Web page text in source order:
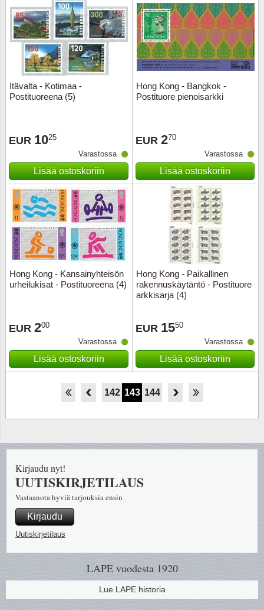
Itävalta - Kotimaa -
Postituoreena (5)
EUR 1025
Varastossa
Lisää ostoskoriin
Hong Kong - Bangkok -
Postituore pienoisarkki
EUR 270
Varastossa
Lisää ostoskoriin
Hong Kong - Kansainyhteisön
urheilukisat - Postituoreena (4)
EUR 200
Varastossa
Lisää ostoskoriin
Hong Kong - Paikallinen
rakennuskäytäntö - Postituore
arkkisarja (4)
EUR 1550
Varastossa
Lisää ostoskoriin
140 141 142 143 144 145 146
LAPE vuodesta 1920
Lue LAPE historia
Kirjaudu nyt!
UUTISKIRJETILAUS
Vastaanota hyviä tarjouksia ensin
Kirjaudu
Uutiskirjetilaus